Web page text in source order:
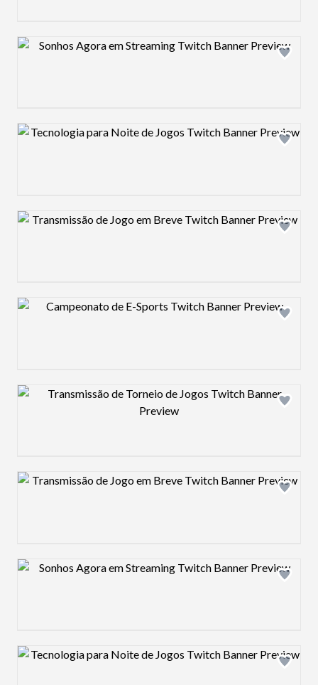
Design preview image
Design preview image
Design preview image
Design preview image
Design preview image
Design preview image
Design preview image
Design preview image